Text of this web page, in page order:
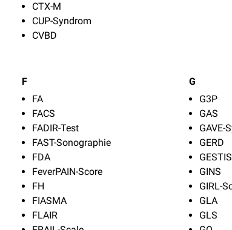
CTX-M
CUP-Syndrom
CVBD
F
FA
FACS
FADIR-Test
FAST-Sonographie
FDA
FeverPAIN-Score
FH
FIASMA
FLAIR
G
G3P
GAS
GAVE-
GERD
GINS
GIRL-
GLA
GLS